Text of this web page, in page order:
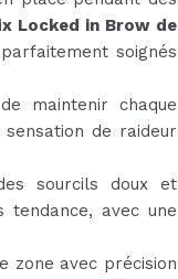
Locked in Brow de
soignés
maintenir chaque
de raideur
sourcils doux et
avec une
zone avec précision